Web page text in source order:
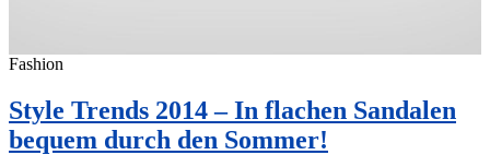
Fashion
Style Trends 2014 – In flachen Sandalen
bequem durch den Sommer!